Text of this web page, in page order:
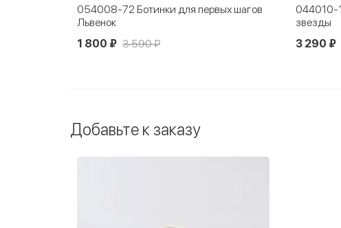
054008-72 Ботинки для первых шагов
Львенок
1 800 ₽ 3 590 ₽
044010-
звезды
3 290 ₽
Добавьте к заказу